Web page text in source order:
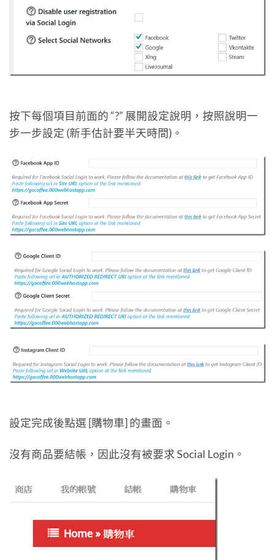
按下每個項目前面的 “?” 展開設定說明，按照說明一
步一步設定 (新手估計要半天時間)。
設定完成後點選 [購物車] 的畫面。
沒有商品要結帳，因此沒有被要求 Social Login。